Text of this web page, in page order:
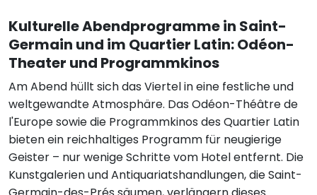
Kulturelle Abendprogramme in Saint-
Germain und im Quartier Latin: Odéon-
Theater und Programmkinos
Am Abend hüllt sich das Viertel in eine festliche und
weltgewandte Atmosphäre. Das Odéon-Théâtre de
l'Europe sowie die Programmkinos des Quartier Latin
bieten ein reichhaltiges Programm für neugierige
Geister – nur wenige Schritte vom Hotel entfernt. Die
Kunstgalerien und Antiquariatshandlungen, die Saint-